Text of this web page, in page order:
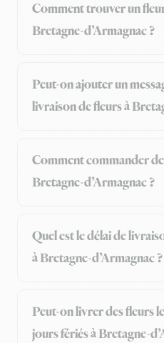
Comment trouver un
Bretagne-d’Armagnac ?
Peut-on ajouter un
livraison de fleurs à
Comment commander
Bretagne-d’Armagnac ?
Quel est le délai de
à Bretagne-d’Armagnac ?
Peut-on livrer des fleurs
jours fériés à Bretagne-